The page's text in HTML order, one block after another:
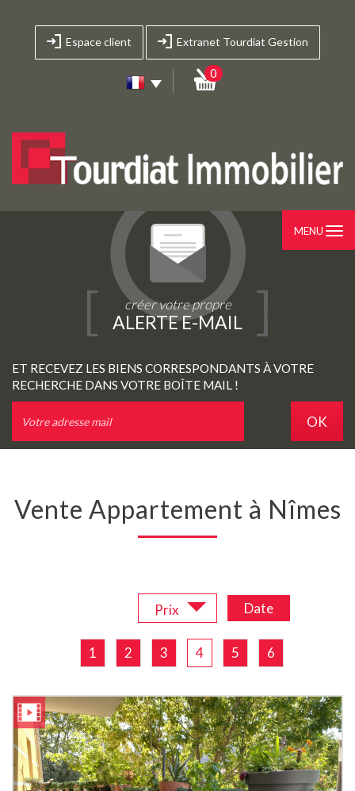
Espace client Extranet Tourdiat Gestion
0
MENU
créer votre propre
ALERTE E-MAIL
ET RECEVEZ LES BIENS CORRESPONDANTS À VOTRE
RECHERCHE DANS VOTRE BOÎTE MAIL !
OK
Vente Appartement à Nîmes
Prix Date
1 2 3 4 5 6